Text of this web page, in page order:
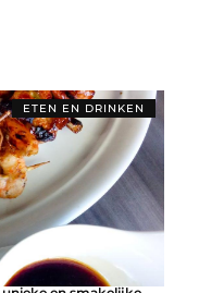
ETEN EN DRINKEN